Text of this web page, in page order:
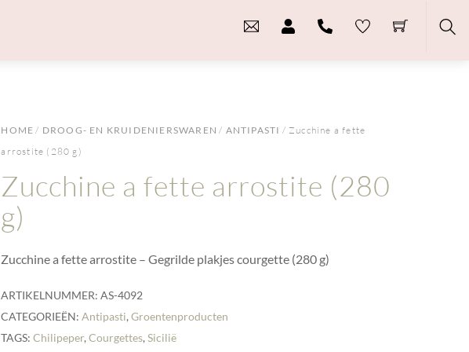
HOME / DROOG- EN KRUIDENIERSWAREN / ANTIPASTI / Zucchine a fette
arrostite (280 g)
Zucchine a fette arrostite (280
g)
Zucchine a fette arrostite – Gegrilde plakjes courgette (280 g)
ARTIKELNUMMER:AS-4092
CATEGORIEËN:Antipasti,Groentenproducten
TAGS:Chilipeper,Courgettes,Sicilië